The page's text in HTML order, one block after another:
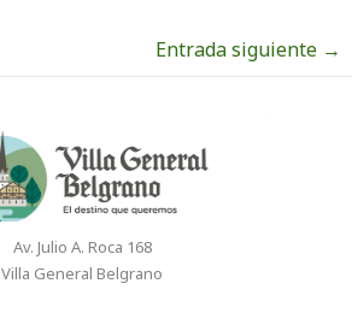
Entrada siguiente →
Av. Julio A. Roca 168
Villa General Belgrano